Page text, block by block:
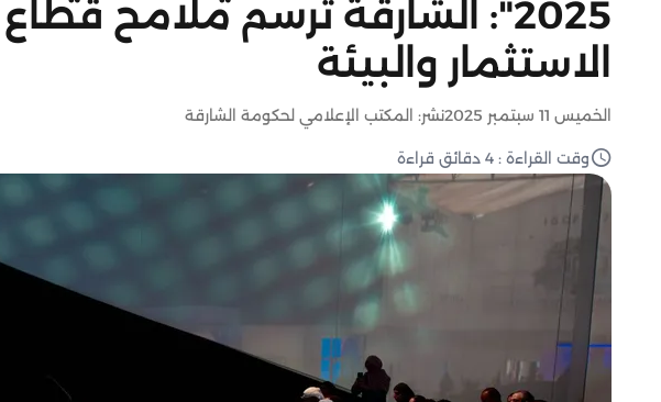
2025": الشارقة ترسم ملامح
الاستثمار والبيئة
الخميس 11 سبتمبر 2025 نشر: المكتب الإعلامي لحكومة الشارقة
وقت القراءة : 4 دقائق قراءة